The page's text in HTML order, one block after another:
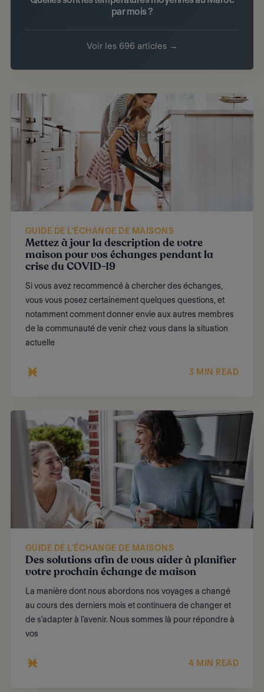
par mois ?
Voir les 696 articles →
GUIDE DE L’ÉCHANGE DE MAISONS
Mettez à jour la description de votre
maison pour vos échanges pendant la
crise du COVID-19
Si vous avez recommencé à chercher des échanges,
vous vous posez certainement quelques questions, et
notamment comment donner envie aux autres membres
de la communauté de venir chez vous dans la situation
actuelle
3 MIN READ
GUIDE DE L’ÉCHANGE DE MAISONS
Des solutions afin de vous aider à planifier
votre prochain échange de maison
La manière dont nous abordons nos voyages a changé
au cours des derniers mois et continuera de changer et
de s'adapter à l’avenir. Nous sommes là pour répondre à
vos
4 MIN READ